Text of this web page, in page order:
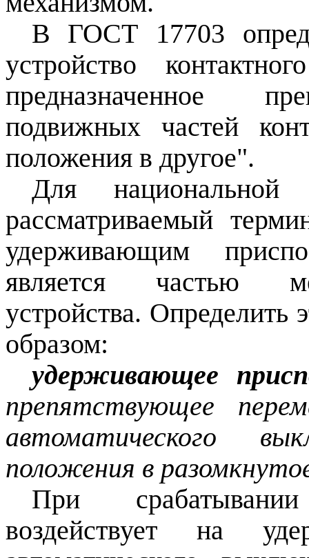
В ГОСТ 17703
устройство
предназначенное
подвижных частей
положения в другое".
Для
рассматриваемый
удерживающим
является частью
устройства. Определить
образом:
удерживающее
препятствующее
автоматического
положения в
При
воздействует на